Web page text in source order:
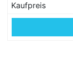
Kaufpreis